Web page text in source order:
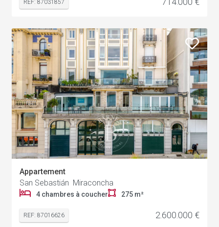
REF: 87031857
Appartement
San Sebastián Miraconcha
4 chambres à coucher 275 m²
REF: 87016626 2.600.000 €